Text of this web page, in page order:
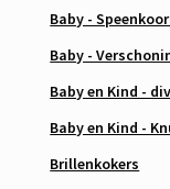
Baby -
Baby -
Baby en Kind -
Baby en Kind -
Brillenkokers